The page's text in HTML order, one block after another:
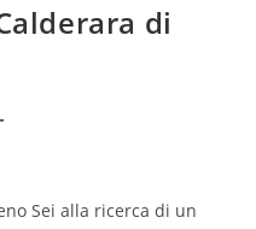
di
Sei alla ricerca di un